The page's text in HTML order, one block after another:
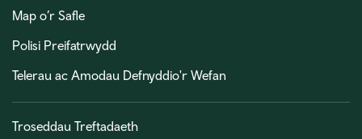
Map o’r Safle
Polisi Preifatrwydd
Telerau ac Amodau Defnyddio'r Wefan
Troseddau Treftadaeth